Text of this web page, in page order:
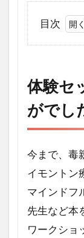
目次
ショ
ンを
受け
てい
かが
た
か？
2
体験
セッ
ショ
体験セ
がでし
今まで、毒
イモントン
マインドフ
先生など本
ワークショ